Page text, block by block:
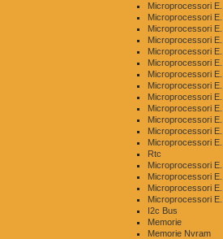
Microprocessori E...
Microprocessori E...
Microprocessori E...
Microprocessori E...
Microprocessori E...
Microprocessori E...
Microprocessori E...
Microprocessori E...
Microprocessori E...
Microprocessori E...
Microprocessori E...
Microprocessori E...
Microprocessori E...
Rtc
Microprocessori E...
Microprocessori E...
Microprocessori E...
Microprocessori E...
I2c Bus
Memorie
Memorie Nvram